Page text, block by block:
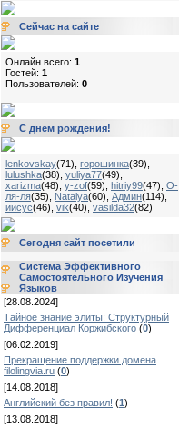
Сейчас на сайте
Онлайн всего: 1
Гостей: 1
Пользователей: 0
С днем рождения!
lenkovskay(71) горошинка(39)
lulushka(38) yuliya77(49)
xarizma(48) y-zof(59) hitriy99(47) О-
ля-ля(35) Natalya(60) Админ(114)
иисус(46) vik(40) vasilda32(82)
Сегодня сайт посетили
Система Эффективного
Самостоятельного Изучения
Языков
[28.08.2024]
Тайное знание элиты: Структурный
Дифференциал Коржибского (0)
[06.02.2019]
Прекращение поддержки домена
filolingvia.ru (0)
[14.08.2018]
Английский без правил! (1)
[13.08.2018]